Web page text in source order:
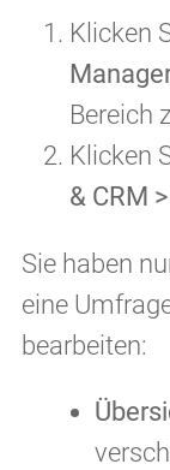
Klicken
Bereich
Klicken
& CRM
Sie haben
eine
bearbeiten: